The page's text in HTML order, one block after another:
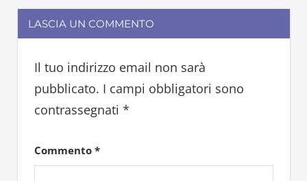
LASCIA UN COMMENTO
Il tuo indirizzo email non sarà
pubblicato. I campi obbligatori sono
contrassegnati *
Commento *